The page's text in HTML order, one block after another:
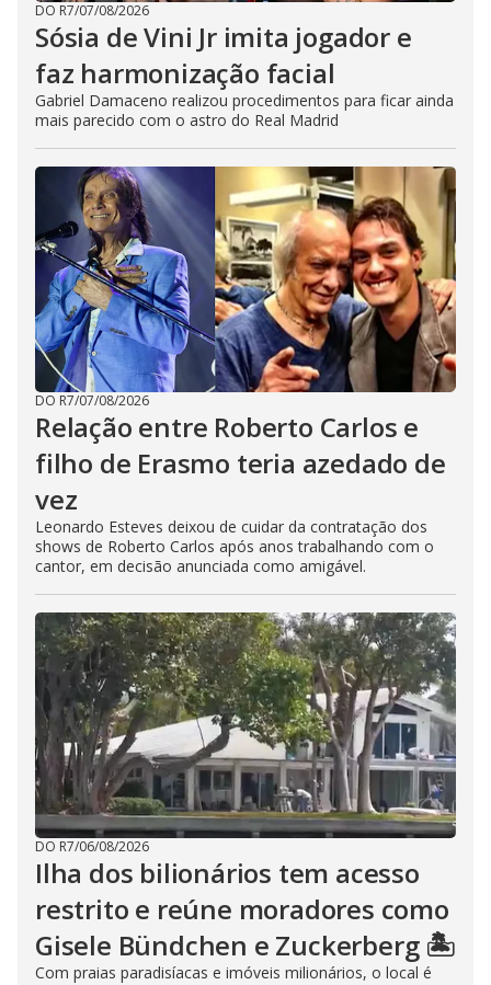
DO R7/07/08/2026
Sósia de Vini Jr imita jogador e
faz harmonização facial
Gabriel Damaceno realizou procedimentos para ficar ainda
mais parecido com o astro do Real Madrid
DO R7/07/08/2026
Relação entre Roberto Carlos e
filho de Erasmo teria azedado de
vez
Leonardo Esteves deixou de cuidar da contratação dos
shows de Roberto Carlos após anos trabalhando com o
cantor, em decisão anunciada como amigável.
DO R7/06/08/2026
Ilha dos bilionários tem acesso
restrito e reúne moradores como
Gisele Bündchen e Zuckerberg 🏝️
Com praias paradisíacas e imóveis milionários, o local é